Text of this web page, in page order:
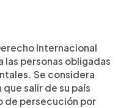
Internacional
las personas obligadas
Se considera
salir de su país
de persecución por